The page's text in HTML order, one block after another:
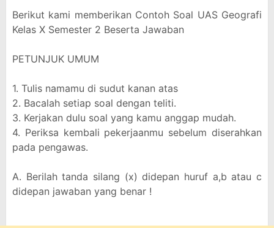
Berikut kami memberikan Contoh Soal UAS Geografi
Kelas X Semester 2 Beserta Jawaban
PETUNJUK UMUM
1. Tulis namamu di sudut kanan atas
2. Bacalah setiap soal dengan teliti.
3. Kerjakan dulu soal yang kamu anggap mudah.
4. Periksa kembali pekerjaanmu sebelum diserahkan
pada pengawas.
A. Berilah tanda silang (x) didepan huruf a,b atau c
didepan jawaban yang benar !